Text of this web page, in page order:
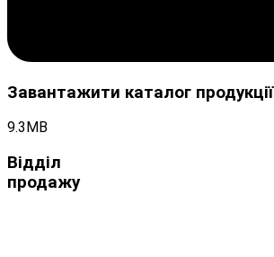
Завантажити каталог продукції
9.3MB
Відділ
продажу